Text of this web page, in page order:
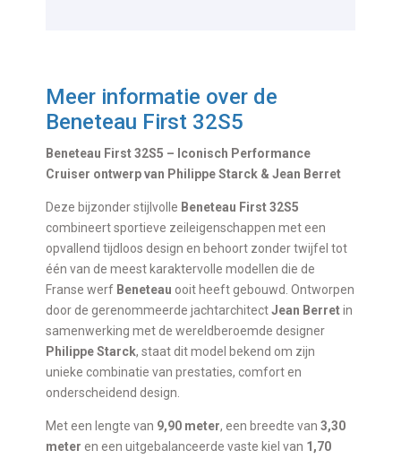
Meer informatie over de
Beneteau First 32S5
Beneteau First 32S5 – Iconisch Performance
Cruiser ontwerp van Philippe Starck & Jean Berret
Deze bijzonder stijlvolle Beneteau First 32S5
combineert sportieve zeileigenschappen met een
opvallend tijdloos design en behoort zonder twijfel tot
één van de meest karaktervolle modellen die de
Franse werf Beneteau ooit heeft gebouwd. Ontworpen
door de gerenommeerde jachtarchitectJean Berretin
samenwerking met de wereldberoemde designer
Philippe Starck, staat dit model bekend om zijn
unieke combinatie van prestaties, comfort en
onderscheidend design.
Met een lengte van 9,90 meter, een breedte van3,30
meter en een uitgebalanceerde vaste kiel van 1,70